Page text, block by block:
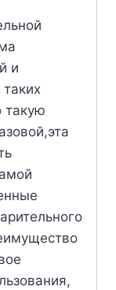
и
такую